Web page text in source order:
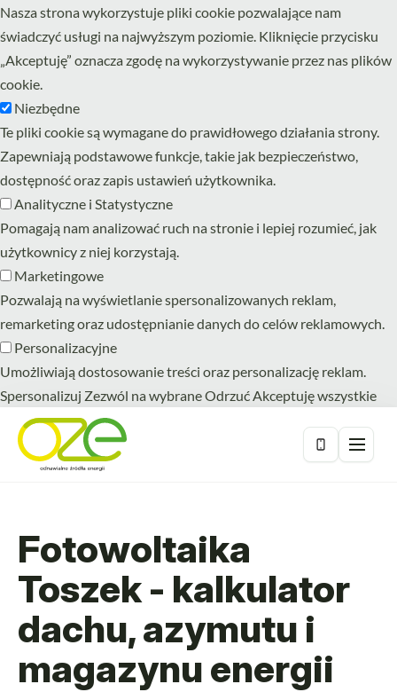
Nasza strona wykorzystuje pliki cookie pozwalające nam
świadczyć usługi na najwyższym poziomie. Kliknięcie przycisku
„Akceptuję” oznacza zgodę na wykorzystywanie przez nas plików
cookie.
Niezbędne
Te pliki cookie są wymagane do prawidłowego działania strony.
Zapewniają podstawowe funkcje, takie jak bezpieczeństwo,
dostępność oraz zapis ustawień użytkownika.
Analityczne i Statystyczne
Pomagają nam analizować ruch na stronie i lepiej rozumieć, jak
użytkownicy z niej korzystają.
Marketingowe
Pozwalają na wyświetlanie spersonalizowanych reklam,
remarketing oraz udostępnianie danych do celów reklamowych.
Personalizacyjne
Umożliwiają dostosowanie treści oraz personalizację reklam.
Spersonalizuj Zezwól na wybraneOdrzućAkceptuję wszystkie
Fotowoltaika
Toszek - kalkulator
dachu, azymutu i
magazynu energii